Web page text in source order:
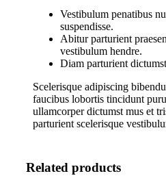
Vestibulum penatibus
suspendisse.
Abitur parturient
vestibulum hendre.
Diam parturient
Scelerisque adipiscing
faucibus lobortis tincidunt
ullamcorper dictumst mus et
parturient scelerisque
Related products